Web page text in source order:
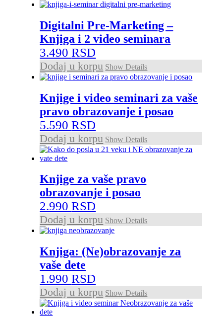
Digitalni Pre-Marketing –
Knjiga i 2 video seminara
3.490RSD
Dodaj u korpu Show Details
Knjige i video seminari za vaše
pravo obrazovanje i posao
5.590RSD
Dodaj u korpu Show Details
Knjige za vaše pravo
obrazovanje i posao
2.990RSD
Dodaj u korpu Show Details
Knjiga: (Ne)obrazovanje za
vaše dete
1.990RSD
Dodaj u korpu Show Details